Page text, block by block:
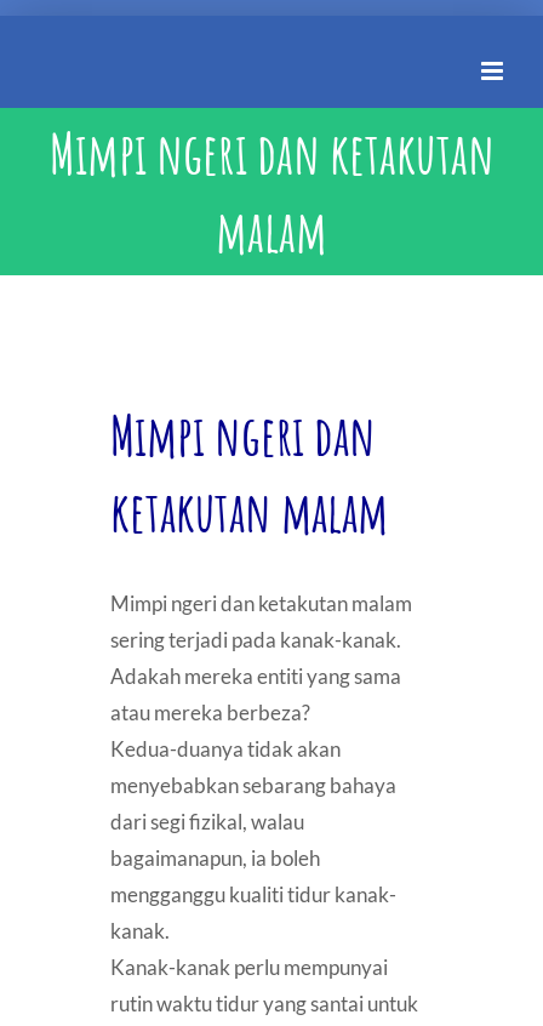
content
Mimpi ngeri dan ketakutan
malam
Mimpi ngeri dan
ketakutan malam
Mimpi ngeri dan ketakutan malam
sering terjadi pada kanak-kanak.
Adakah mereka entiti yang sama
atau mereka berbeza?
Kedua-duanya tidak akan
menyebabkan sebarang bahaya
dari segi fizikal, walau
bagaimanapun, ia boleh
mengganggu kualiti tidur kanak-
kanak.
Kanak-kanak perlu mempunyai
rutin waktu tidur yang santai untuk